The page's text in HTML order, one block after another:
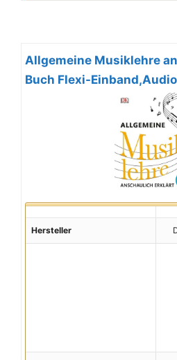
Allgemeine Musiklehre
Buch Flexi-
Hersteller